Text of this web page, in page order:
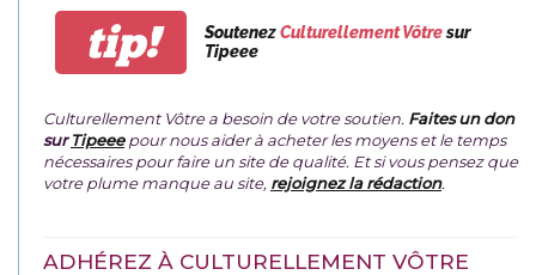
tip! SoutenezCulturellement Vôtresur
Tipeee
Culturellement Vôtre a besoin de votre soutien. Faites un don
surTipeeepour nous aider à acheter les moyens et le temps
nécessaires pour faire un site de qualité. Et si vous pensez que
votre plume manque au site, rejoignez la rédaction.
ADHÉREZ À CULTURELLEMENT VÔTRE